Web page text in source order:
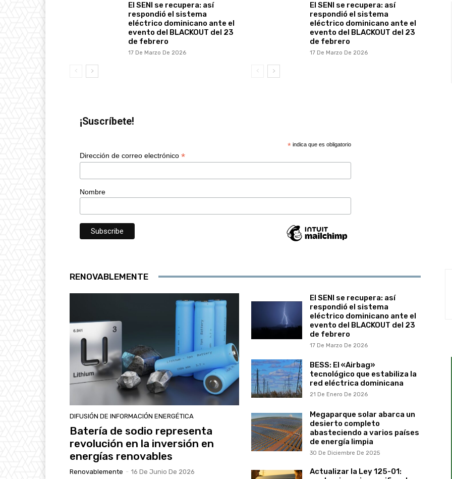
El SENI se recupera: así
respondió el sistema
eléctrico dominicano ante el
evento del BLACKOUT del 23
de febrero
17 De Marzo De 2026
El SENI se recupera: así
respondió el sistema
eléctrico dominicano ante el
evento del BLACKOUT del 23
de febrero
17 De Marzo De 2026
¡Suscríbete!
*indica que es obligatorio
Dirección de correo electrónico *
Nombre
RENOVABLEMENTE
DIFUSIÓN DE INFORMACIÓN ENERGÉTICA
Batería de sodio representa
revolución en la inversión en
energías renovables
Renovablemente - 16 De Junio De 2026
El SENI se recupera: así
respondió el sistema
eléctrico dominicano ante el
evento del BLACKOUT del 23
de febrero
17 De Marzo De 2026
BESS: El «Airbag»
tecnológico que estabiliza la
red eléctrica dominicana
21 De Enero De 2026
Megaparque solar abarca un
desierto completo
abasteciendo a varios países
de energía limpia
30 De Diciembre De 2025
Actualizar la Ley 125-01: